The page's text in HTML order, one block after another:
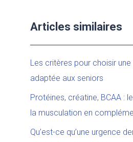
Articles similaires
Les critères pour choisir
adaptée aux seniors
Protéines, créatine, BCAA :
la musculation en
Qu’est-ce qu’une urgence